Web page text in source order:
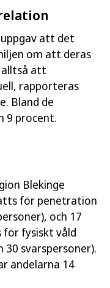
uppgav att det
om att deras
alltså att
rapporteras
Bland de
9 procent.
Blekinge
för penetration
och 17
fysiskt våld
30 svarspersoner).
andelarna 14